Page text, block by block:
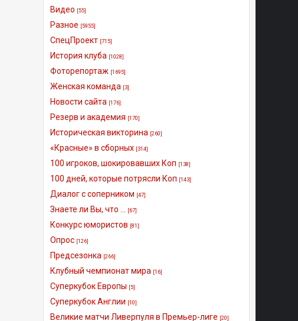
Видео [55]
Разное [5955]
СпецПроект [715]
История клуба [1028]
Фоторепортаж [1695]
Женская команда [3]
Новости сайта [176]
Резерв и академия [170]
Историческая викторина [260]
«Красные» в сборных [314]
100 игроков, шокировавших Коп [138]
100 дней, которые потрясли Коп [143]
Диалог с соперником [47]
Знаете ли Вы, что ... [67]
Конкурс юмористов [81]
Опрос [126]
Предсезонка [266]
Клубный чемпионат мира [16]
Суперкубок Европы [5]
Суперкубок Англии [10]
Великие матчи Ливерпуля в Премьер-лиге [20]